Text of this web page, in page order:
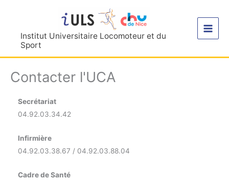
contenuInstitut Universitaire Locomoteur et du
Sport
Contacter l'UCA
Secrétariat
04.92.03.34.42
Infirmière
04.92.03.38.67 / 04.92.03.88.04
Cadre de Santé